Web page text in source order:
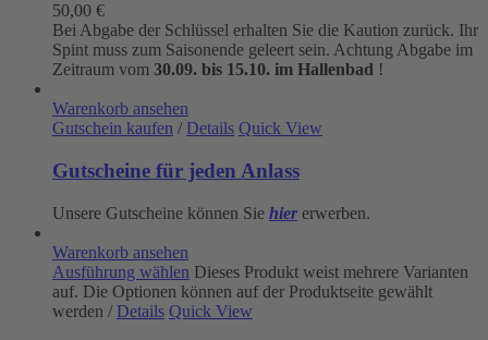
50,00 €
Bei Abgabe der Schlüssel erhalten Sie die Kaution zurück. Ihr
Spint muss zum Saisonende geleert sein. Achtung Abgabe im
Zeitraum vom 30.09. bis 15.10. im Hallenbad !
Warenkorb ansehen
Gutschein kaufen / Details Quick View
Gutscheine für jeden Anlass
Unsere Gutscheine können Sie hier erwerben.
Warenkorb ansehen
Ausführung wählen Dieses Produkt weist mehrere Varianten
auf. Die Optionen können auf der Produktseite gewählt
werden / Details Quick View